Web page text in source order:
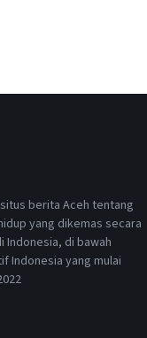
situs berita Aceh tentang
yang dikemas secara
Indonesia, di bawah
Indonesia yang mulai